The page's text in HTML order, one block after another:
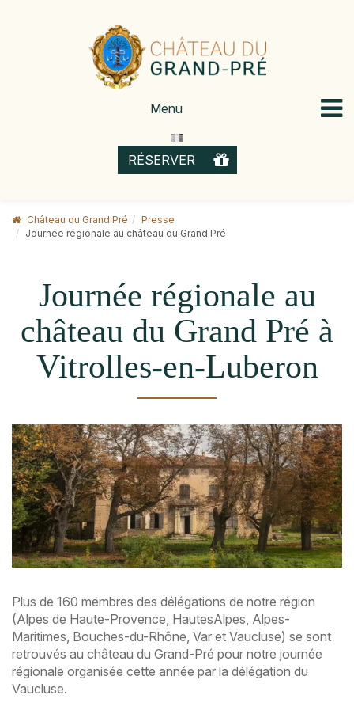
Menu
RÉSERVER OFFRIR
Château du Grand Pré
Presse
Journée régionale au château du Grand Pré
Journée régionale au
château du Grand Pré à
Vitrolles-en-Luberon
Plus de 160 membres des délégations de notre région
(Alpes de Haute-Provence, HautesAlpes, Alpes-
Maritimes, Bouches-du-Rhône, Var et Vaucluse) se sont
retrouvés au château du Grand-Pré pour notre journée
régionale organisée cette année par la délégation du
Vaucluse.